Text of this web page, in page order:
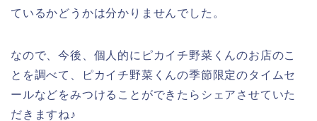
ているかどうかは分かりませんでした。
なので、今後、個人的にピカイチ野菜くんのお店のこ
とを調べて、ピカイチ野菜くんの季節限定のタイムセ
ールなどをみつけることができたらシェアさせていた
だきますね♪